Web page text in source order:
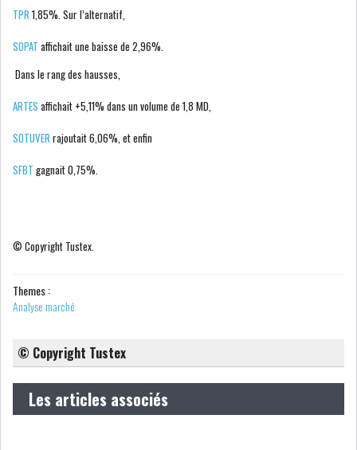
COTATION ET ANALYSES
ANALYSE QUOTIDIENNE
ANALYSE HEBDOMADAIRE
ZOOM ENTREPRISE
TPR 1,85%. Sur l’alternatif,
SOPAT affichait une baisse de 2,96%.
Dans le rang des hausses,
ARTES affichait +5,11% dans un volume de 1,8 MD,
SOTUVERrajoutait 6,06%, et enfin
SFBT gagnait 0,75%.
© Copyright Tustex.
Themes :
Analyse marché
© Copyright Tustex
Les articles associés